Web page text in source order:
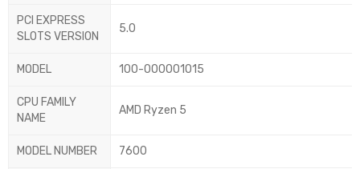
PCI EXPRESS
SLOTS VERSION
5.0
MODEL 100-000001015
CPU FAMILY
NAME
AMD Ryzen 5
MODEL NUMBER 7600